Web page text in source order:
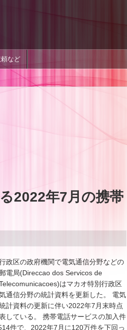
など
2022年7月の携帯
政区の政府機関で電気通信分野などの
電局(Direccao dos Servicos de
はマカオ特別行政区
通信分野の統計資料を更新した。 電気
計資料の更新に伴い2022年7月末時点
している。 携帯電話サービスの加入件
件で、2022年7月に120万件を下回っ